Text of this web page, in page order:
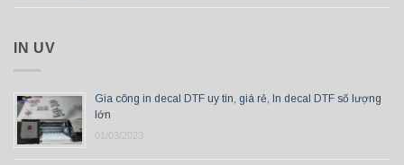
IN UV
Gia công in decal DTF uy tín, giá rẻ, In decal DTF số lượng
lớn
01/03/2023